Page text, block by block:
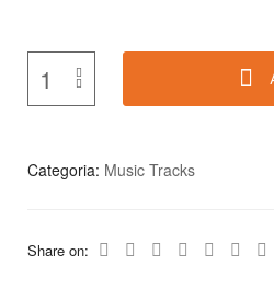
Categoria: Music Tracks
Share on: